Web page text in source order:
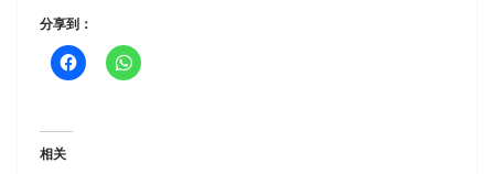
分享到：
相关